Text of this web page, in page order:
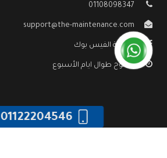
01108098347
support@the-maintenance.com
صفحة الفيس بوك
مفتوح طوال ايام الأسبوع
01122204546